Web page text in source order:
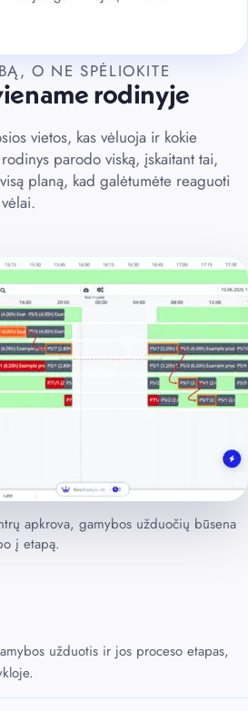
O NE SPĖLIOKITE
rodinyje
vietos, kas vėluoja ir kokie
parodo viską, įskaitant tai,
planą, kad galėtumėte reaguoti
užduotis ir jos proceso etapas,
apkrova, gamybos užduočių būsena
į etapą.